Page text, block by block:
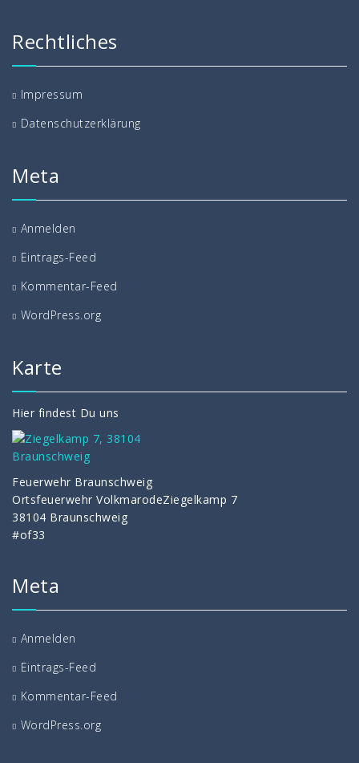
Rechtliches
Impressum
Datenschutzerklärung
Meta
Anmelden
Eintrags-Feed
Kommentar-Feed
WordPress.org
Karte
Hier findest Du uns
Feuerwehr Braunschweig
Ortsfeuerwehr VolkmarodeZiegelkamp 7
38104 Braunschweig
#of33
Meta
Anmelden
Eintrags-Feed
Kommentar-Feed
WordPress.org